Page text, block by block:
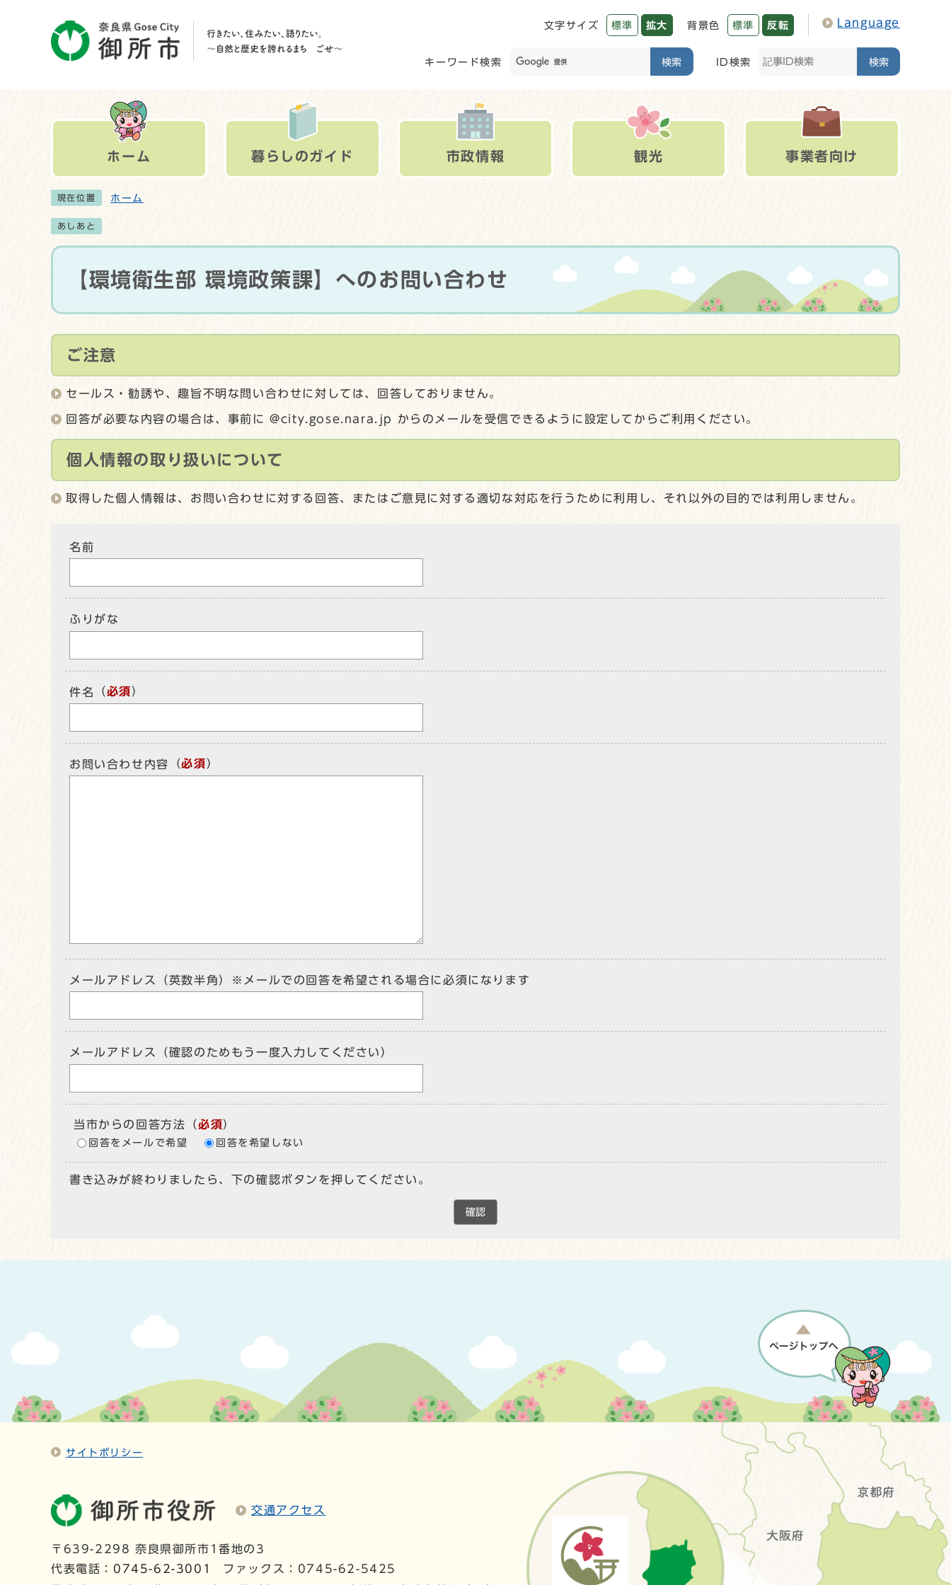
文字サイズ 標準 拡大 背景色 標準 反転 Language
キーワード検索 検索 ID検索 検索
ホーム 暮らしのガイド 市政情報 観光 事業者向け
現在位置 ホーム
あしあと
【環境衛生部 環境政策課】へのお問い合わせ
ご注意
セールス・勧誘や、趣旨不明な問い合わせに対しては、回答しておりません。
回答が必要な内容の場合は、事前に @city.gose.nara.jp からのメールを受信できるように設定してからご利用ください。
個人情報の取り扱いについて
取得した個人情報は、お問い合わせに対する回答、またはご意見に対する適切な対応を行うために利用し、それ以外の目的では利用しません。
名前
ふりがな
件名 （必須）
お問い合わせ内容 （必須）
メールアドレス（英数半角）※メールでの回答を希望される場合に必須になります
メールアドレス（確認のためもう一度入力してください）
当市からの回答方法 （必須）
回答をメールで希望 回答を希望しない
書き込みが終わりましたら、下の確認ボタンを押してください。
確認
サイトポリシー
交通アクセス
〒639-2298 奈良県御所市1番地の3
代表電話： 0745-62-3001
ファックス：0745-62-5425